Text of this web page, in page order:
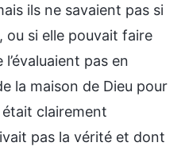
ils ne savaient pas si
ou si elle pouvait faire
pas en
la maison de Dieu pour
clairement
pas la vérité et dont